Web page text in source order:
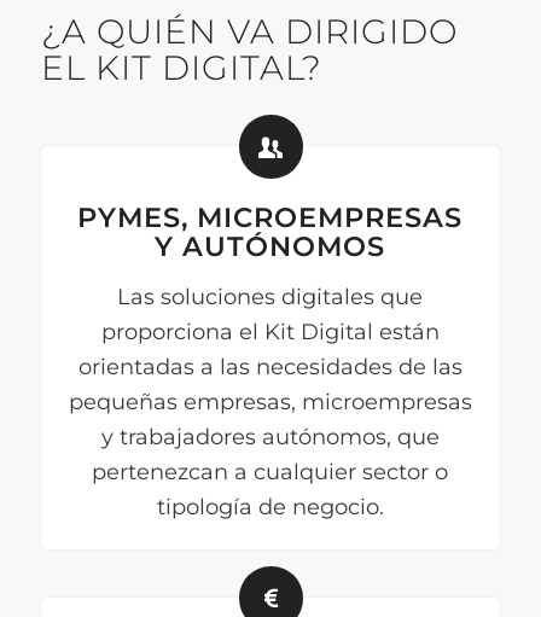
¿A QUIÉN VA DIRIGIDO
EL KIT DIGITAL?
PYMES, MICROEMPRESAS
Y AUTÓNOMOS
Las soluciones digitales que
proporciona el Kit Digital están
orientadas a las necesidades de las
pequeñas empresas, microempresas
y trabajadores autónomos, que
pertenezcan a cualquier sector o
tipología de negocio.